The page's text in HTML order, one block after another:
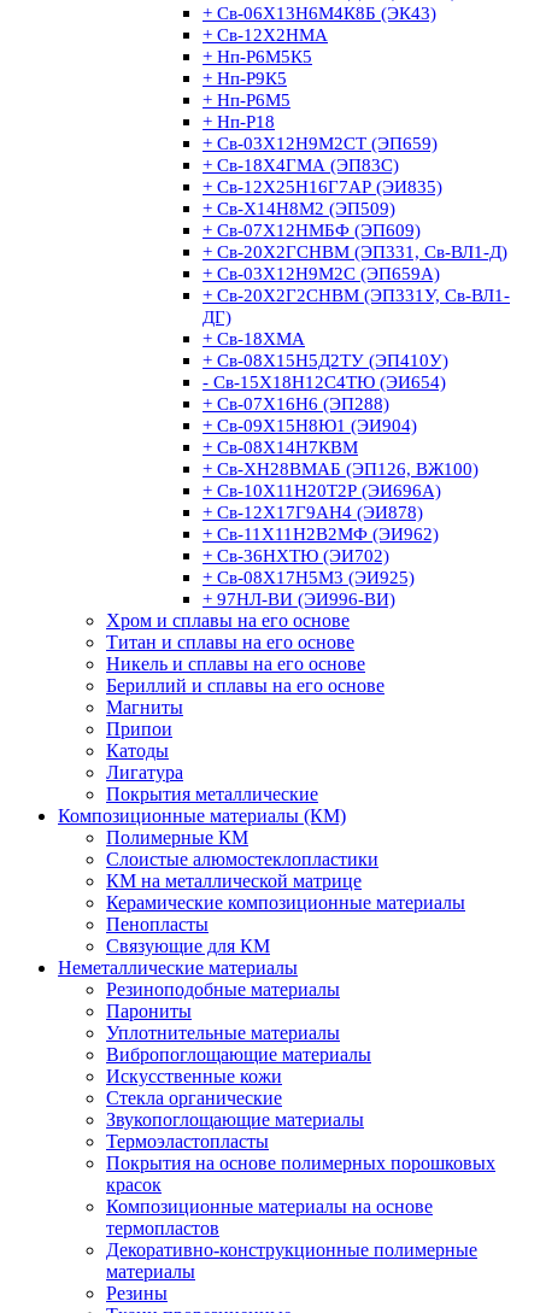
+ Св-06Х13Н6М4К8Б (ЭК43)
+ Св-12Х2НМА
+ Нп-Р6М5К5
+ Нп-Р9К5
+ Нп-Р6М5
+ Нп-Р18
+ Св-03Х12Н9М2СТ (ЭП659)
+ Св-18Х4ГМА (ЭП83С)
+ Св-12Х25Н16Г7АР (ЭИ835)
+ Св-Х14Н8М2 (ЭП509)
+ Св-07Х12НМБФ (ЭП609)
+ Св-20Х2ГСНВМ (ЭП331, Св-ВЛ1-Д)
+ Св-03Х12Н9М2С (ЭП659А)
+ Св-20Х2Г2СНВМ (ЭП331У, Св-ВЛ1-
ДГ)
+ Св-18ХМА
+ Св-08Х15Н5Д2ТУ (ЭП410У)
- Св-15Х18Н12С4ТЮ (ЭИ654)
+ Св-07Х16Н6 (ЭП288)
+ Св-09Х15Н8Ю1 (ЭИ904)
+ Св-08Х14Н7КВМ
+ Св-ХН28ВМАБ (ЭП126, ВЖ100)
+ Св-10Х11Н20Т2Р (ЭИ696А)
+ Св-12Х17Г9АН4 (ЭИ878)
+ Св-11Х11Н2В2МФ (ЭИ962)
+ Св-36НХТЮ (ЭИ702)
+ Св-08Х17Н5М3 (ЭИ925)
+ 97НЛ-ВИ (ЭИ996-ВИ)
Хром и сплавы на его основе
Титан и сплавы на его основе
Никель и сплавы на его основе
Бериллий и сплавы на его основе
Магниты
Припои
Катоды
Лигатура
Покрытия металлические
Композиционные материалы (КМ)
Полимерные КМ
Слоистые алюмостеклопластики
КМ на металлической матрице
Керамические композиционные материалы
Пенопласты
Связующие для КМ
Неметаллические материалы
Резиноподобные материалы
Парониты
Уплотнительные материалы
Вибропоглощающие материалы
Искусственные кожи
Стекла органические
Звукопоглощающие материалы
Термоэластопласты
Покрытия на основе полимерных порошковых
красок
Композиционные материалы на основе
термопластов
Декоративно-конструкционные полимерные
материалы
Резины